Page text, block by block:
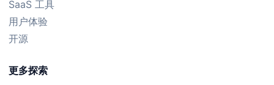
SaaS 工具
用户体验
开源
更多探索